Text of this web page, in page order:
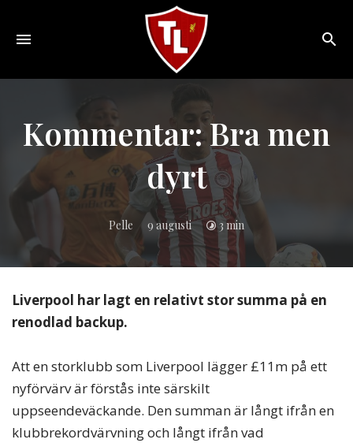
Sveriges
online
magazine!
Kommentar: Bra men
dyrt
Pelle 9 augusti 3 min
Liverpool har lagt en relativt stor summa på en
renodlad backup.
Att en storklubb som Liverpool lägger £11m på ett
nyförvärv är förstås inte särskilt
uppseendeväckande. Den summan är långt ifrån en
klubbrekordvärvning och långt ifrån vad